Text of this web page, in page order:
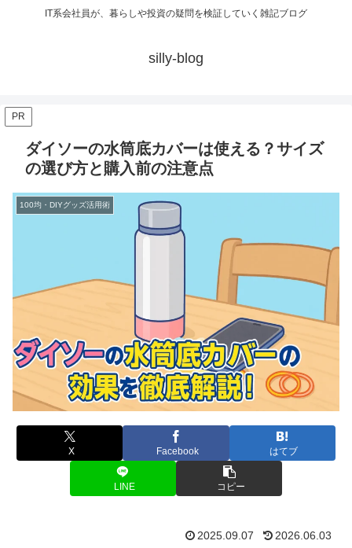
IT系会社員が、暮らしや投資の疑問を検証していく雑記ブログ
silly-blog
PR
ダイソーの水筒底カバーは使える？サイズ
の選び方と購入前の注意点
100均・DIYグッズ活用術
X Facebook はてブ
LINE コピー
2025.09.07 2026.06.03